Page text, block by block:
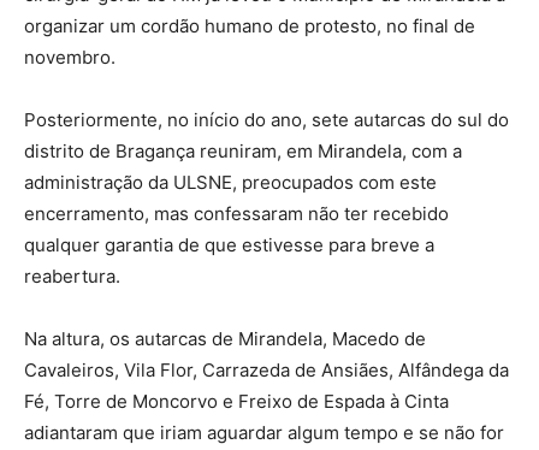
organizar um cordão humano de protesto, no final de
novembro.
Posteriormente, no início do ano, sete autarcas do sul do
distrito de Bragança reuniram, em Mirandela, com a
administração da ULSNE, preocupados com este
encerramento, mas confessaram não ter recebido
qualquer garantia de que estivesse para breve a
reabertura.
Na altura, os autarcas de Mirandela, Macedo de
Cavaleiros, Vila Flor, Carrazeda de Ansiães, Alfândega da
Fé, Torre de Moncorvo e Freixo de Espada à Cinta
adiantaram que iriam aguardar algum tempo e se não for